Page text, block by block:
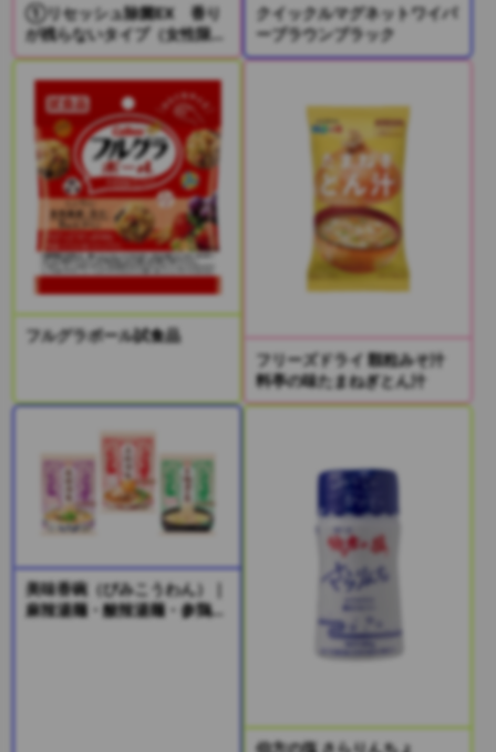
①リセッシュ除菌EX 香り
が残らないタイプ（女性限
定）
②リセッシュ除菌EX デオ
ドラントパワー 香りが残ら
ないタイプ（男性限定）
クイックルマグネットワイパ
ーブラウンブラック
フルグラボール試食品
フリーズドライ 顆粒みそ汁
料亭の味たまねぎとん汁
美味香碗（びみこうわん）｜
麻辣湯麺・酸辣湯麺・参鶏湯